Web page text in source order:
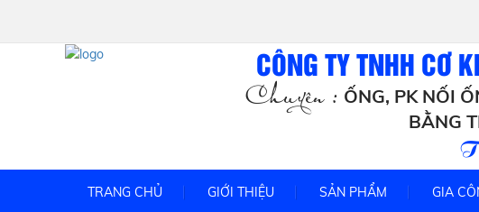
CÔNG TY TNHH CƠ
Chuyên : ỐNG, PK NỐI
BẰNG
TRANG CHỦ GIỚI THIỆU SẢN PHẨM GIA